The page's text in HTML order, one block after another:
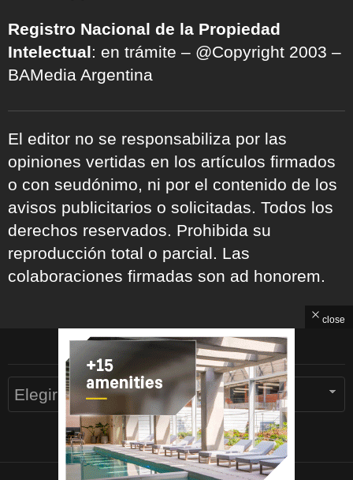
Registro Nacional de la Propiedad
Intelectual: en trámite – @Copyright 2003 –
BAMedia Argentina
El editor no se responsabiliza por las
opiniones vertidas en los artículos firmados
o con seudónimo, ni por el contenido de los
avisos publicitarios o solicitadas. Todos los
derechos reservados. Prohibida su
reproducción total o parcial. Las
colaboraciones firmadas son ad honorem.
ARCHIVOS
close